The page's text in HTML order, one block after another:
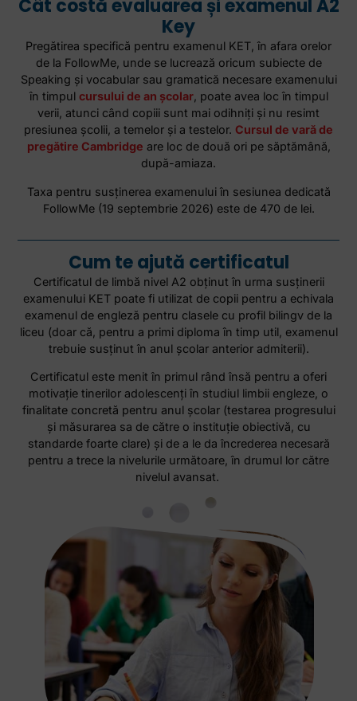
Cât costă evaluarea și examenul A2
Key
Pregătirea specifică pentru examenul KET, în afara orelor
de la FollowMe, unde se lucrează oricum subiecte de
Speaking și vocabular sau gramatică necesare examenului
în timpul cursului de an școlar, poate avea loc în timpul
verii, atunci când copiii sunt mai odihniți și nu resimt
presiunea școlii, a temelor și a testelor. Cursul de vară de
pregătire Cambridge are loc de două ori pe săptămână,
după-amiaza.
Taxa pentru susţinerea examenului în sesiunea dedicată
FollowMe (19 septembrie 2026) este de 470 de lei.
Cum te ajută certificatul
Certificatul de limbă nivel A2 obţinut în urma susţinerii
examenului KET poate fi utilizat de copii pentru a echivala
examenul de engleză pentru clasele cu profil bilingv de la
liceu (doar că, pentru a primi diploma în timp util, examenul
trebuie susţinut în anul şcolar anterior admiterii).
Certificatul este menit în primul rând însă pentru a oferi
motivaţie tinerilor adolescenţi în studiul limbii engleze, o
finalitate concretă pentru anul şcolar (testarea progresului
şi măsurarea sa de către o instituţie obiectivă, cu
standarde foarte clare) şi de a le da încrederea necesară
pentru a trece la nivelurile următoare, în drumul lor către
nivelul avansat.